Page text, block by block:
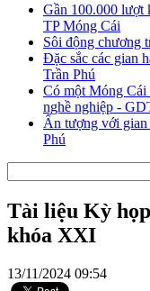
Gần 100.000 lượt
TP Móng Cái
Sôi động chương
Đặc sắc các gian
Trần Phú
Có một Móng Cái
nghề nghiệp -
Ấn tượng với gian
Phú
Tài liệu Kỳ
khóa XXI
13/11/2024 09:54